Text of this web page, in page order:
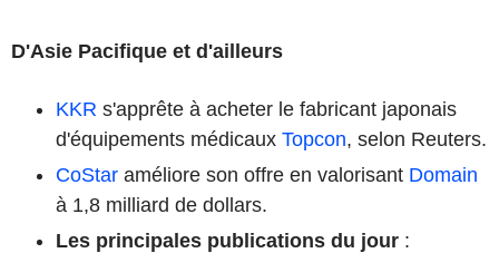
D'Asie Pacifique et d'ailleurs
KKR s'apprête à acheter le fabricant japonais
d'équipements médicaux Topcon, selon Reuters.
CoStar améliore son offre en valorisant Domain
à 1,8 milliard de dollars.
Les principales publications du jour :